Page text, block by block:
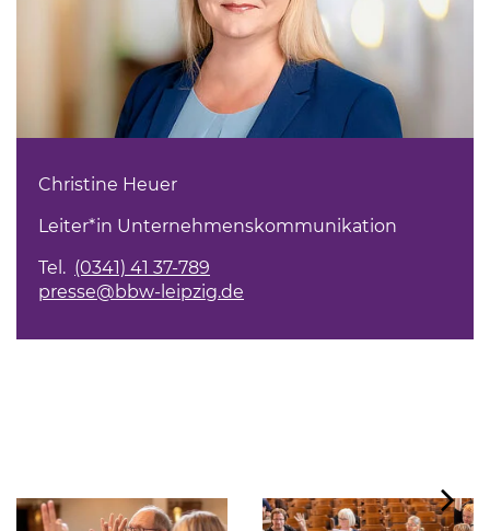
Christine Heuer
Leiter*in Unternehmenskommunikation
Tel. (0341) 41 37-789
presse@bbw-leipzig.de